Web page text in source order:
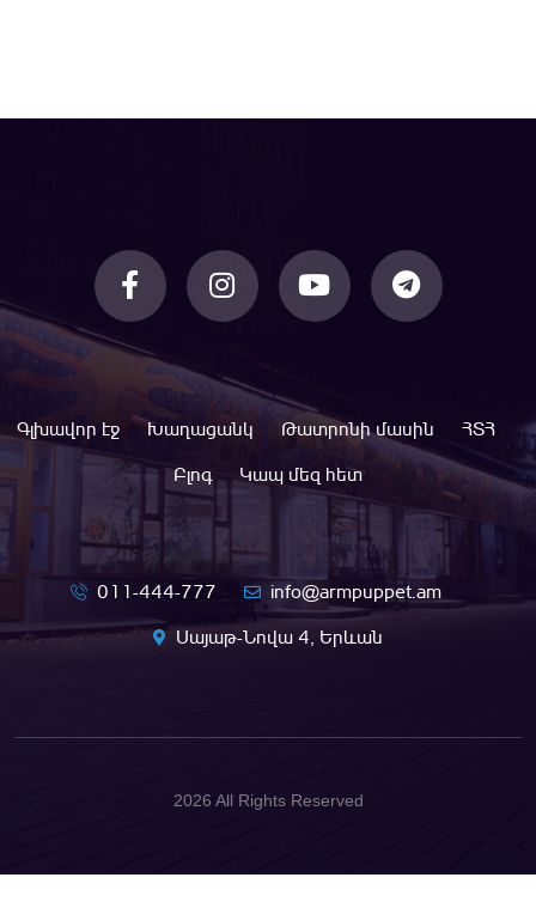
Գլխավոր էջ Խաղացանկ Թատրոնի մասին
ՀՏՀ
Բլոգ
Կապ մեզ հետ
011-444-777
info@armpuppet.am
Սայաթ-Նովա 4, Երևան
2026 All Rights Reserved